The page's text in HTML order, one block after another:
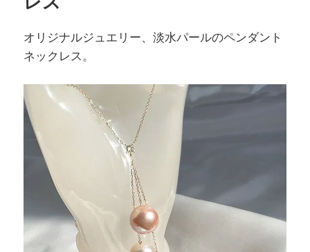
オリジナルジュエリー、淡水パールのペンダント
ネックレス。